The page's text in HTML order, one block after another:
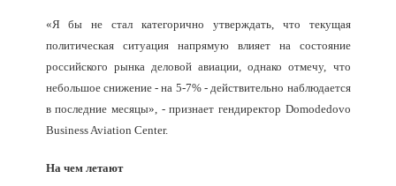
«Я бы не стал категорично утверждать, что текущая
политическая ситуация напрямую влияет на состояние
российского рынка деловой авиации, однако отмечу, что
небольшое снижение - на 5-7% - действительно наблюдается
в последние месяцы», - признает гендиректор Domodedovo
Business Aviation Center.
На чем летают